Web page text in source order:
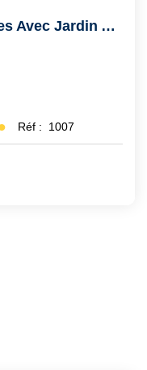
A Vendre Maison 3 Chambres Avec Jardin Arboré Et Piscine
Réf : 1007